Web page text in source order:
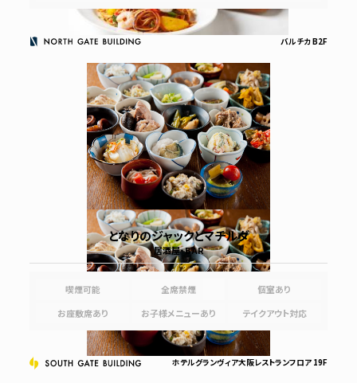
バルチカ B2F
となりのジャックとマチルダ
居酒屋・BAR
喫煙可能 全席禁煙
個室あり
お座敷席あり
お子様メニューあり テイクアウト対応
ホテルグランヴィア大阪レストランフロア 19F